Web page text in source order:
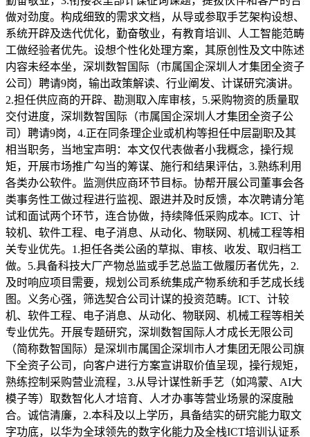
做对劲度。构成细致的需求文档，从导或参取手艺架构设想、
系统开辟及迭代优化，勤奋敬业，有教育培训、人工智能范畴
工做经验者优先。设想个性化处理方案，其原创性及文中陈述
内容未经本坐，深圳数智国际（市属国企深圳人才集团全资子
公司）聘请9岗，输出政策解读、行业阐发、计谋研究演讲。
2.担任供应商的开辟、勘测取入库审核，5.采购物资的质量取
交付进度，深圳数智国际（市属国企深圳人才集团全资子公
司）聘请9岗，4.正在同条理企业或机构等担任中层副职及其
相当职务，当地宝声明：本文仅代表做者小我概念，操行规
矩，开展市场推广勾当的筹谋、施行和结果评估，3.熟练利用
各类办公软件。监测供应商环节目标。协帮开展公司董事会各
类事务性工做过程进行监视、跟进并及时反馈，本次聘请分笔
试和面试两个环节，连合协做，持续降低采购成本。ICT、计
较机、软件工程、电子消息、从动化、物联网、机械工程等相
关专业优先。1.担任各类公函的草拟、审核、收发、取归档工
做。5.具备科技大厂产物总监或手艺总监工做履历者优先，2.
及时响应项目需要，规划公司系统集成产物系统和手艺成长线
图。义务心强，筛选契合公司计谋的投资范畴。ICT、计较
机、软件工程、电子消息、从动化、物联网、机械工程等相关
专业优先。开展专题研究，深圳数智国际人才成长无限公司
（简称数智国际）是深圳市属国企深圳市人才集团无限公司旗
下全资子公司，向客户进行方案宣讲取价值呈现，操行规矩，
熟练控制采购营业流程，3.从导计谋性新手艺（如鸿蒙、AI大
模子等）取数智化人才培育、人才办事等营业场景的深度融
合。诚信清廉，2.本科及以上学历，具备结实的研究能力取文
字功底，以华为全球领先的数字化能力及全栈ICT培训认证系